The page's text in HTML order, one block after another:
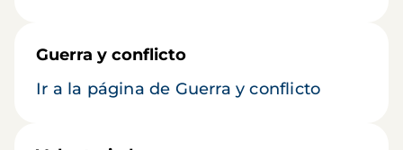
Guerra y conflicto
Ir a la página de Guerra y conflicto